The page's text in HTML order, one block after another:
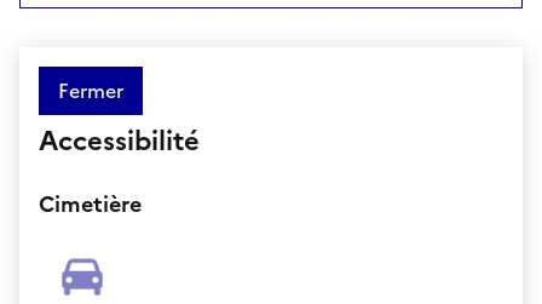
Fermer
Accessibilité
Cimetière